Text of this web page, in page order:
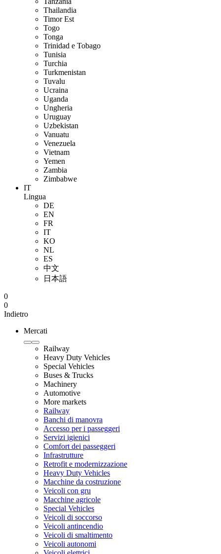
Thailandia
Timor Est
Togo
Tonga
Trinidad e Tobago
Tunisia
Turchia
Turkmenistan
Tuvalu
Ucraina
Uganda
Ungheria
Uruguay
Uzbekistan
Vanuatu
Venezuela
Vietnam
Yemen
Zambia
Zimbabwe
IT
Lingua
DE
EN
FR
IT
KO
NL
ES
中文
日本語
0
0
Indietro
Mercati
Railway
Heavy Duty Vehicles
Special Vehicles
Buses & Trucks
Machinery
Automotive
More markets
Railway
Banchi di manovra
Accesso per i passeggeri
Servizi igienici
Comfort dei passeggeri
Infrastrutture
Retrofit e modernizzazione
Heavy Duty Vehicles
Macchine da costruzione
Veicoli con gru
Macchine agricole
Special Vehicles
Veicoli di soccorso
Veicoli antincendio
Veicoli di smaltimento
Veicoli autonomi